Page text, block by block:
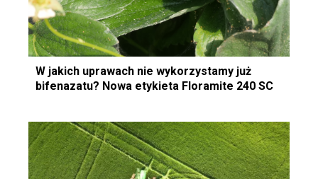
W jakich uprawach nie wykorzystamy już
bifenazatu? Nowa etykieta Floramite 240 SC